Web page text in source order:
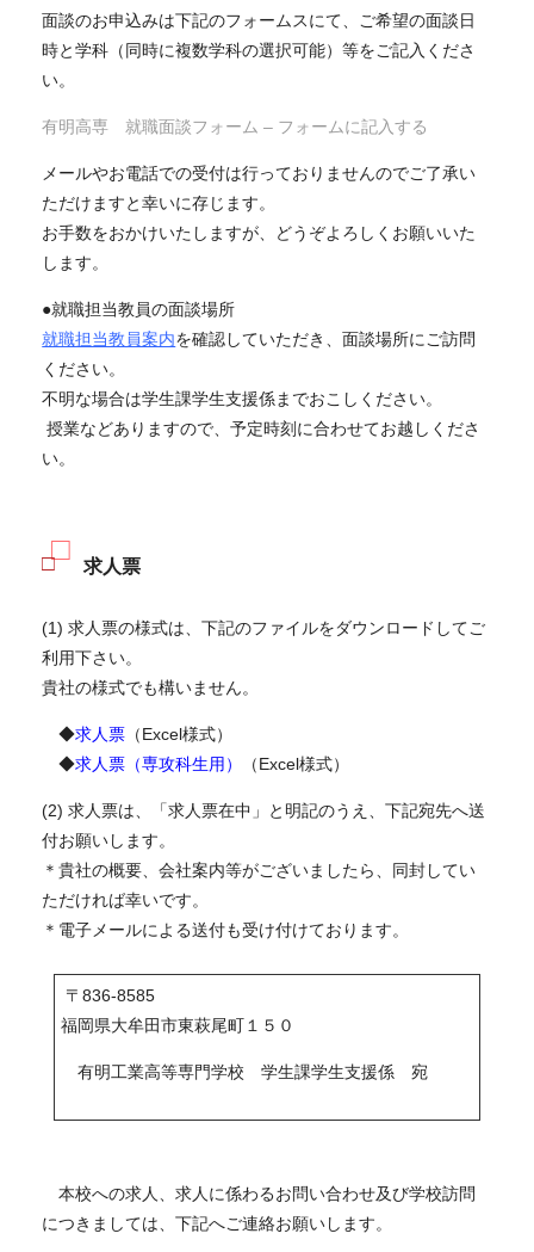
面談のお申込みは下記のフォームスにて、ご希望の面談日
時と学科（同時に複数学科の選択可能）等をご記入くださ
い。
有明高専 就職面談フォーム – フォームに記入する
メールやお電話での受付は行っておりませんのでご了承い
ただけますと幸いに存じます。
お手数をおかけいたしますが、どうぞよろしくお願いいた
します。
●就職担当教員の面談場所
就職担当教員案内を確認していただき、面談場所に ご訪問
ください。
不明な場合は学生課学生支援係までおこしください。
授業などありますので、予定時刻に合わせてお越しくださ
い。
求人票
(1) 求人票の様式は、下記のファイルをダウンロードしてご
利用下さい。
貴社の様式でも構いません。
◆求人票 （Excel様式）
◆求人票（専攻科生用） （Excel様式）
(2) 求人票は、「求人票在中」と明記のうえ、下記宛先へ送
付お願いします。
＊貴社の概要、会社案内等がございましたら、同封してい
ただければ幸いです。
＊電子メールによる送付も受け付けております。
〒836-8585
福岡県大牟田市東萩尾町１５０
有明工業高等専門学校 学生課学生支援係 宛
本校への求人、求人に係わるお問い合わせ及び学校訪問
につきましては、下記へご連絡お願いします。